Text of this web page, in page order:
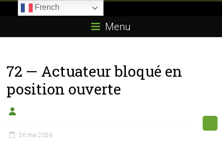
E85.com
passion
boîtier
éthanol
Menu
72 — Actuateur bloqué en
position ouverte
26 mai 2026
French